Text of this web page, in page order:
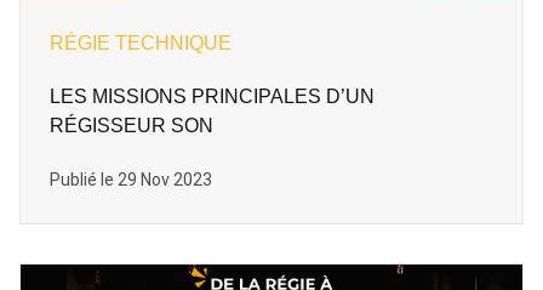
RÉGIE TECHNIQUE
LES MISSIONS PRINCIPALES D’UN
RÉGISSEUR SON
Publié le 29 Nov 2023